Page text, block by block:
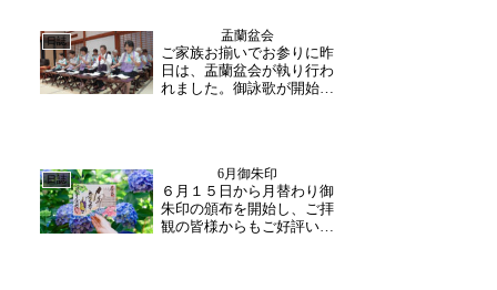
様の説明を聞き、隣同士足
の組み方や手の位置などを
確認しながら坐禅に挑
戦！...
日誌 盂蘭盆会
ご家族お揃いでお参りに昨
日は、盂蘭盆会が執り行わ
れました。御詠歌が開始の
苑に向けての焼香台にてお
参りくださいました。あり
がとうございます。本堂
落...
日誌 6月御朱印
６月１５日から月替わり御
朱印の頒布を開始し、ご拝
観の皆様からもご好評いた